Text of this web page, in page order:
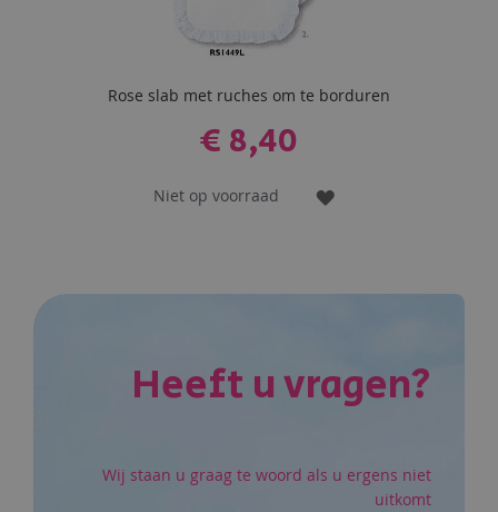
Rose slab met ruches om te borduren
€ 8,40
Niet op voorraad
VOEG
Heeft u vragen?
Wij staan u graag te woord als u ergens niet
uitkomt